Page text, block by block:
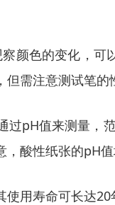
颜色的变化，
需注意测试笔的
pH值来测量
酸性纸张的pH值
用寿命可长达